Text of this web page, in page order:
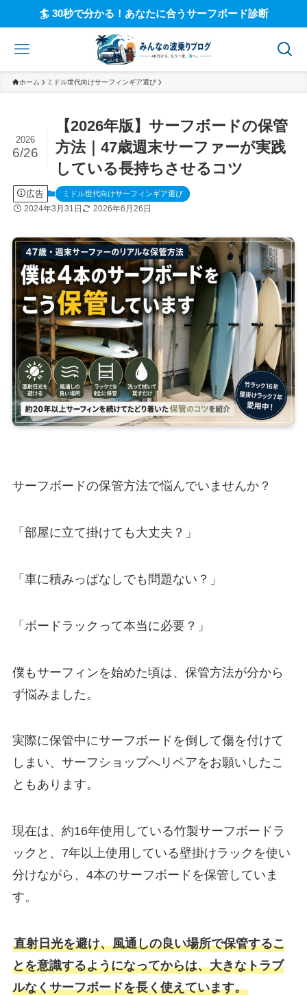
🏄 30秒で分かる！あなたに合うサーフボード診断
ホーム ミドル世代向けサーフィンギア選び
【2026年版】サーフボードの保管
方法｜47歳週末サーファーが実践
している長持ちさせるコツ
2026
6/26
広告 ミドル世代向けサーフィンギア選び
2024年3月31日 2026年6月26日
サーフボードの保管方法で悩んでいませんか？
「部屋に立て掛けても大丈夫？」
「車に積みっぱなしでも問題ない？」
「ボードラックって本当に必要？」
僕もサーフィンを始めた頃は、保管方法が分から
ず悩みました。
実際に保管中にサーフボードを倒して傷を付けて
しまい、サーフショップへリペアをお願いしたこ
ともあります。
現在は、約16年使用している竹製サーフボードラ
ックと、7年以上使用している壁掛けラックを使い
分けながら、4本のサーフボードを保管していま
す。
直射日光を避け、風通しの良い場所で保管するこ
とを意識するようになってからは、大きなトラブ
ルなくサーフボードを長く使えています。